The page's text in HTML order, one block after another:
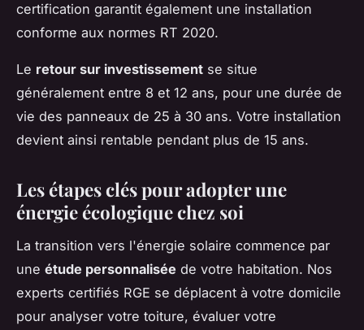
certification garantit également une installation
conforme aux normes RT 2020.
Le retour sur investissement se situe
généralement entre 8 et 12 ans, pour une durée de
vie des panneaux de 25 à 30 ans. Votre installation
devient ainsi rentable pendant plus de 15 ans.
Les étapes clés pour adopter une
énergie écologique chez soi
La transition vers l'énergie solaire commence par
une étude personnalisée de votre habitation. Nos
experts certifiés RGE se déplacent à votre domicile
pour analyser votre toiture, évaluer votre